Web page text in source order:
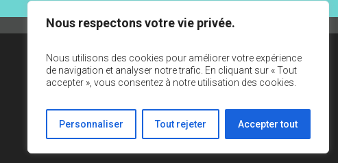
Nous respectons votre vie privée.
Nous utilisons des cookies pour améliorer votre expérience
de navigation et analyser notre trafic. En cliquant sur « Tout
accepter », vous consentez à notre utilisation des cookies.
Personnaliser Tout rejeter Accepter tout